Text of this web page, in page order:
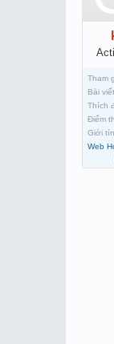
Tham
Bài
Thích
Điểm
Giới
Web